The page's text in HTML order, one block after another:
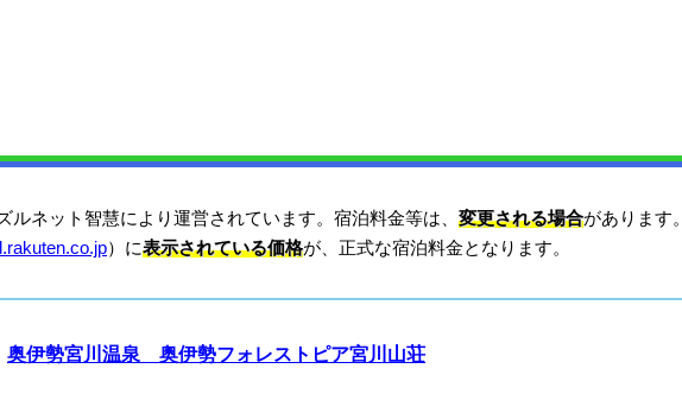
ルネット智慧により運営されています。宿泊料金等は、 変更される場合があります。
）に表示されている価格が、正式な宿泊料金となります。
奥伊勢宮川温泉 奥伊勢フォレストピア宮川山荘